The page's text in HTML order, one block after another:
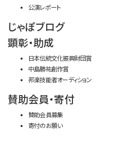
公演レポート
じゃぽブログ
顕彰・助成
日本伝統文化振興財団賞
中島勝祐創作賞
邦楽技能者オーディション
賛助会員・寄付
賛助会員募集
寄付のお願い